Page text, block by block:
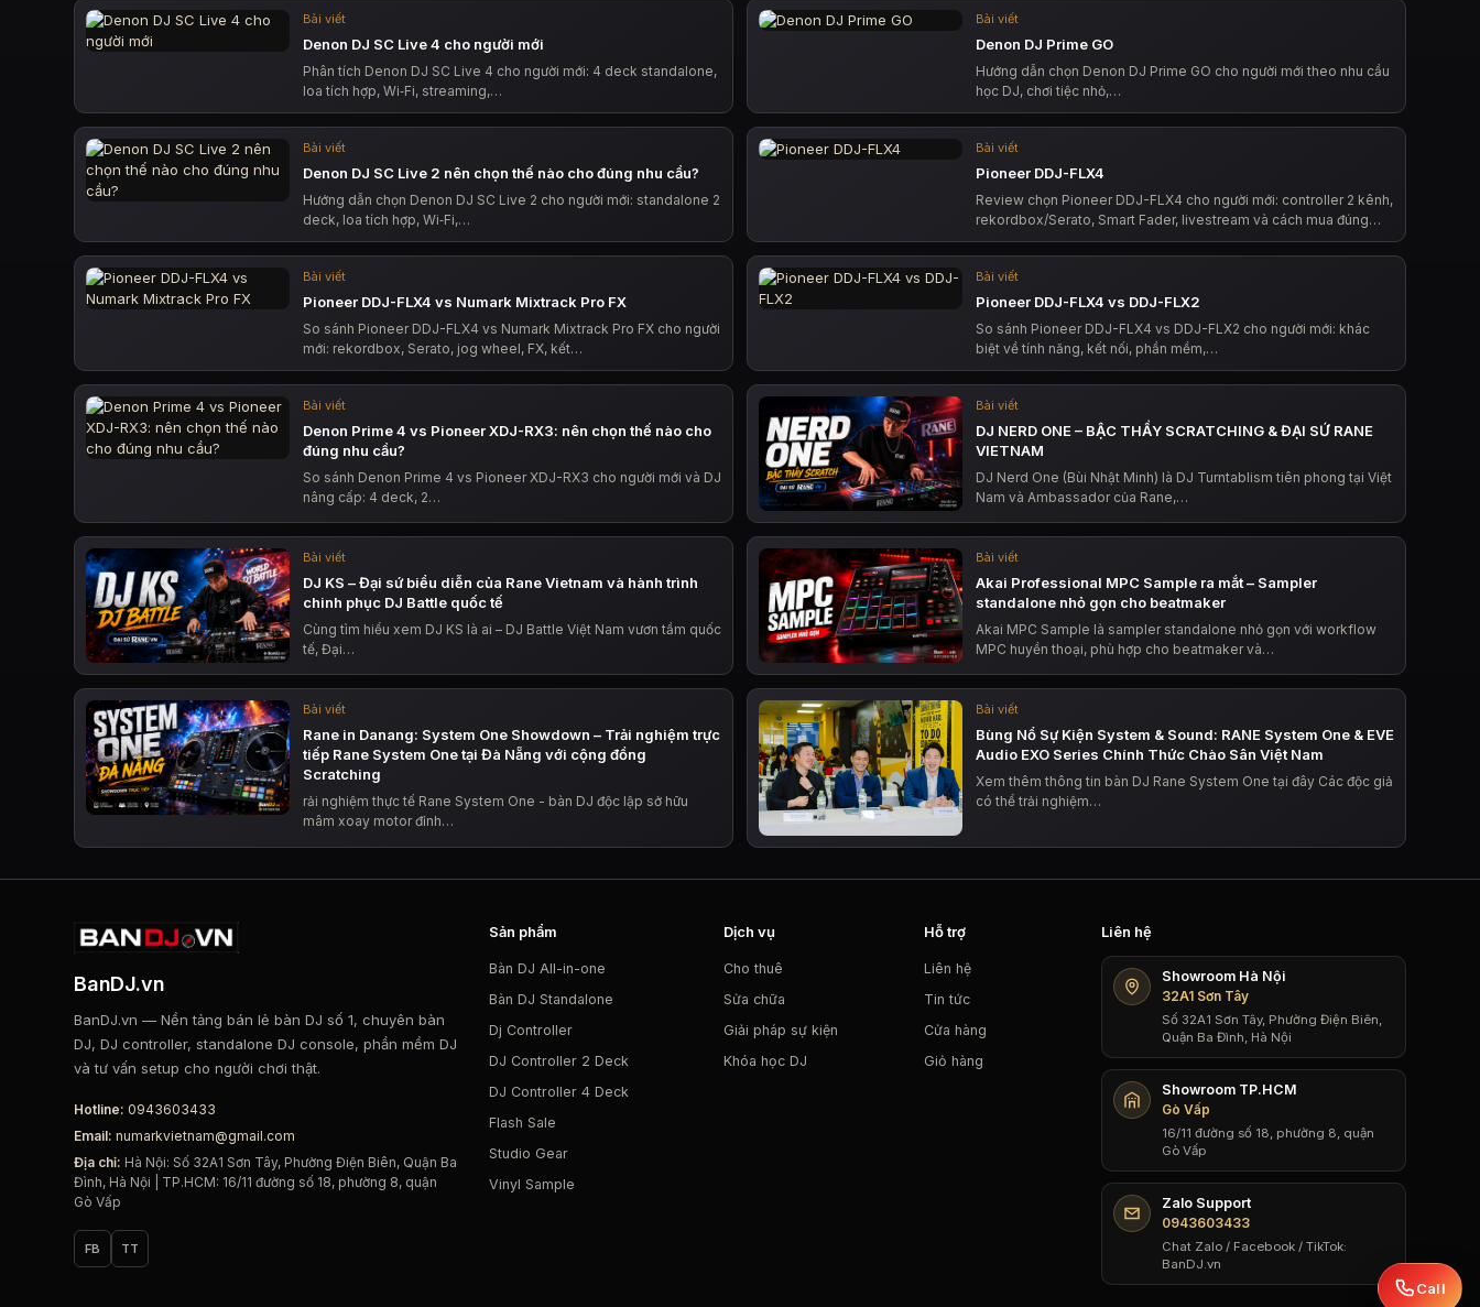
Bài viết
Denon DJ SC Live 4 cho người mới
Phân tích Denon DJ SC Live 4 cho người mới: 4 deck standalone,
loa tích hợp, Wi‑Fi, streaming,…
Bài viết
Denon DJ Prime GO
Hướng dẫn chọn Denon DJ Prime GO cho người mới theo nhu cầu
học DJ, chơi tiệc nhỏ,…
Bài viết
Denon DJ SC Live 2 nên chọn thế nào cho đúng nhu cầu?
Hướng dẫn chọn Denon DJ SC Live 2 cho người mới: standalone 2
deck, loa tích hợp, Wi‑Fi,…
Bài viết
Pioneer DDJ-FLX4
Review chọn Pioneer DDJ-FLX4 cho người mới: controller 2 kênh,
rekordbox/Serato, Smart Fader, livestream và cách mua đúng…
Bài viết
Pioneer DDJ-FLX4 vs Numark Mixtrack Pro FX
So sánh Pioneer DDJ-FLX4 vs Numark Mixtrack Pro FX cho người
mới: rekordbox, Serato, jog wheel, FX, kết…
Bài viết
Pioneer DDJ-FLX4 vs DDJ-FLX2
So sánh Pioneer DDJ-FLX4 vs DDJ-FLX2 cho người mới: khác
biệt về tính năng, kết nối, phần mềm,…
Bài viết
Denon Prime 4 vs Pioneer XDJ-RX3: nên chọn thế nào cho
đúng nhu cầu?
So sánh Denon Prime 4 vs Pioneer XDJ-RX3 cho người mới và DJ
nâng cấp: 4 deck, 2…
Bài viết
DJ NERD ONE – BẬC THẦY SCRATCHING & ĐẠI SỨ RANE
VIETNAM
DJ Nerd One (Bùi Nhật Minh) là DJ Turntablism tiên phong tại Việt
Nam và Ambassador của Rane,…
Bài viết
DJ KS – Đại sứ biểu diễn của Rane Vietnam và hành trình
chinh phục DJ Battle quốc tế
Cùng tìm hiểu xem DJ KS là ai – DJ Battle Việt Nam vươn tầm quốc
tế, Đại…
Bài viết
Akai Professional MPC Sample ra mắt – Sampler
standalone nhỏ gọn cho beatmaker
Akai MPC Sample là sampler standalone nhỏ gọn với workflow
MPC huyền thoại, phù hợp cho beatmaker và…
Bài viết
Rane in Danang: System One Showdown – Trải nghiệm trực
tiếp Rane System One tại Đà Nẵng với cộng đồng
Scratching
rải nghiệm thực tế Rane System One - bàn DJ độc lập sở hữu
mâm xoay motor đỉnh…
Bài viết
Bùng Nổ Sự Kiện System & Sound: RANE System One & EVE
Audio EXO Series Chính Thức Chào Sân Việt Nam
Xem thêm thông tin bàn DJ Rane System One tại đây Các độc giả
có thể trải nghiệm…
BanDJ.vn
BanDJ.vn — Nền tảng bán lẻ bàn DJ số 1, chuyên bàn
DJ, DJ controller, standalone DJ console, phần mềm DJ
và tư vấn setup cho người chơi thật.
Hotline: 0943603433
Email: numarkvietnam@gmail.com
Địa chỉ: Hà Nội: Số 32A1 Sơn Tây, Phường Điện Biên, Quận Ba
Đình, Hà Nội | TP.HCM: 16/11 đường số 18, phường 8, quận
Gò Vấp
FB TT
Sản phẩm
Bàn DJ All-in-one
Bàn DJ Standalone
Dj Controller
DJ Controller 2 Deck
DJ Controller 4 Deck
Flash Sale
Studio Gear
Vinyl Sample
Dịch vụ
Cho thuê
Sửa chữa
Giải pháp sự kiện
Khóa học DJ
Hỗ trợ
Liên hệ
Tin tức
Cửa hàng
Giỏ hàng
Liên hệ
Showroom Hà Nội
32A1 Sơn Tây
Số 32A1 Sơn Tây, Phường Điện Biên,
Quận Ba Đình, Hà Nội
Showroom TP.HCM
Gò Vấp
16/11 đường số 18, phường 8, quận
Gò Vấp
Zalo Support
0943603433
Chat Zalo / Facebook / TikTok:
BanDJ.vn
Call